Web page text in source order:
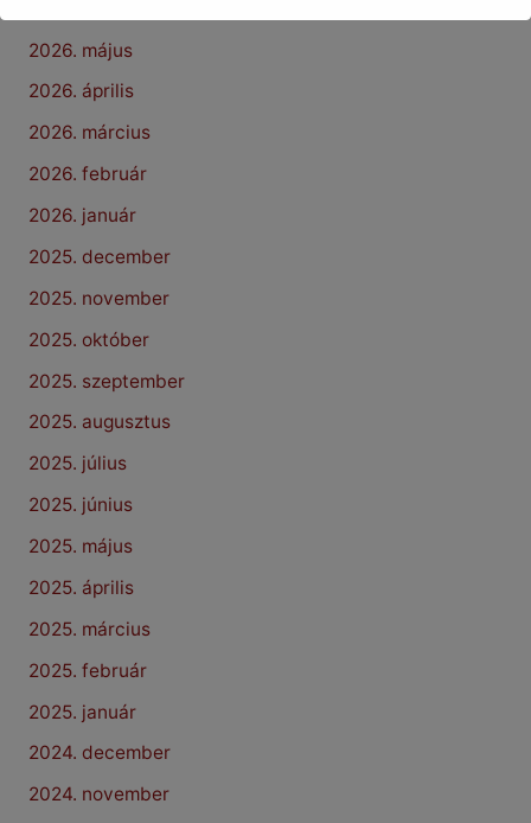
2026. május
2026. április
2026. március
2026. február
2026. január
2025. december
2025. november
2025. október
2025. szeptember
2025. augusztus
2025. július
2025. június
2025. május
2025. április
2025. március
2025. február
2025. január
2024. december
2024. november